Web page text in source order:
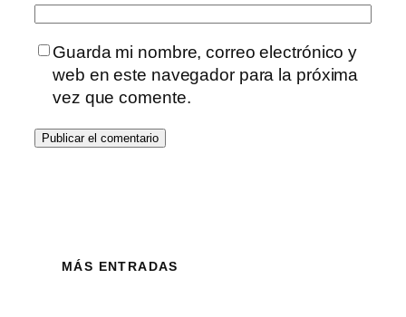
Guarda mi nombre, correo electrónico y
web en este navegador para la próxima
vez que comente.
MÁS ENTRADAS